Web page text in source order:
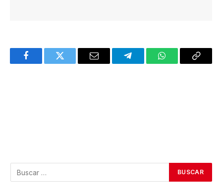
FacebookTwitter Email TelegramWhatsAppCopy